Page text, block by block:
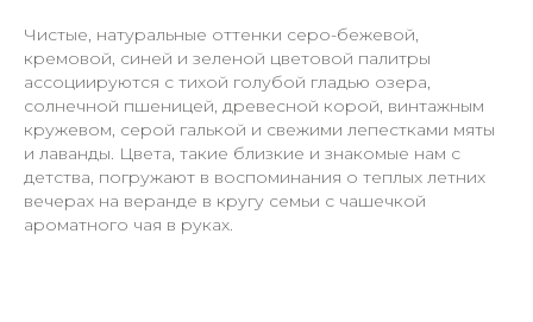
Чистые, натуральные оттенки серо-бежевой,
кремовой, синей и зеленой цветовой палитры
ассоциируются с тихой голубой гладью озера,
солнечной пшеницей, древесной корой, винтажным
кружевом, серой галькой и свежими лепестками мяты
и лаванды. Цвета, такие близкие и знакомые нам с
детства, погружают в воспоминания о теплых летних
вечерах на веранде в кругу семьи с чашечкой
ароматного чая в руках.